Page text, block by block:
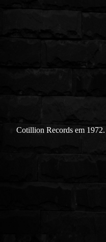
Cotillion Records em 1972.